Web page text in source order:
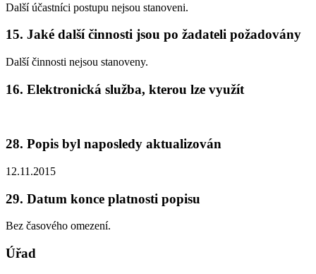
Další účastníci postupu nejsou stanoveni.
15. Jaké další činnosti jsou po žadateli požadovány
Další činnosti nejsou stanoveny.
16. Elektronická služba, kterou lze využít
28. Popis byl naposledy aktualizován
12.11.2015
29. Datum konce platnosti popisu
Bez časového omezení.
Úřad